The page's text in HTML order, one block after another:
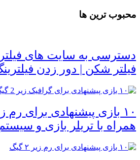
محبوب ترین ها
دسترسی به سایت های فیلتر
فیلتر شکن | دور زدن
همراه با تریلر بازی و سیستم